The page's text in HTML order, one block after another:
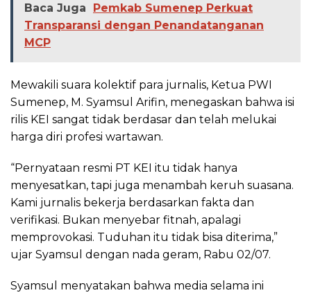
Baca Juga
Pemkab Sumenep Perkuat
Transparansi dengan Penandatanganan
MCP
Mewakili suara kolektif para jurnalis, Ketua PWI
Sumenep, M. Syamsul Arifin, menegaskan bahwa isi
rilis KEI sangat tidak berdasar dan telah melukai
harga diri profesi wartawan.
“Pernyataan resmi PT KEI itu tidak hanya
menyesatkan, tapi juga menambah keruh suasana.
Kami jurnalis bekerja berdasarkan fakta dan
verifikasi. Bukan menyebar fitnah, apalagi
memprovokasi. Tuduhan itu tidak bisa diterima,”
ujar Syamsul dengan nada geram, Rabu 02/07.
Syamsul menyatakan bahwa media selama ini